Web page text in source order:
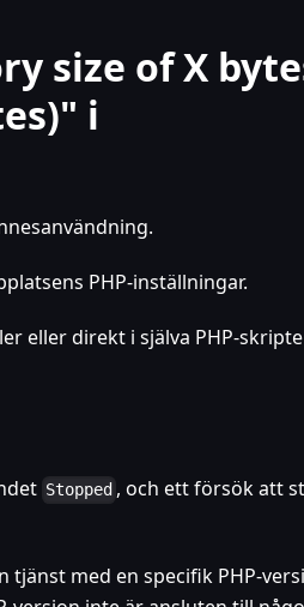
size of X
i
PHP-inställningar.
eller direkt i själva PHP-
Stopped , och ett försök att
med en specifik PHP-